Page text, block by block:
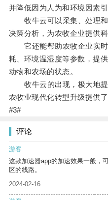
并降低因为人为和环境因素引
牧牛云可以采集、处理和
决策分析，为农牧企业提供科
它还能帮助农牧企业实时
耗、环境温湿度等参数，提
动物和农场的状态。
牧牛云的出现，极大地提
农牧业现代化转型升级提供了
#3#
评论
游客
这款加速器app的加速效果一般，
区的线路。
2024-02-16